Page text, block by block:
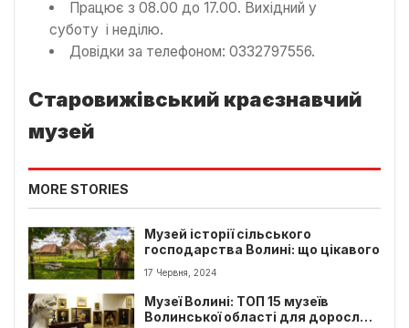
Працює з 08.00 до 17.00. Вихідний у
суботу і неділю.
Довідки за телефоном: 0332797556.
Старовижівський краєзнавчий
музей
MORE STORIES
Музей історії сільського
господарства Волині: що цікавого
17 Червня, 2024
Музеї Волині: ТОП 15 музеїв
Волинської області для дорослих